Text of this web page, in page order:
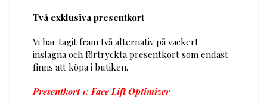
Två exklusiva presentkort
Vi har tagit fram två alternativ på vackert
inslagna och förtryckta presentkort som endast
finns att köpa i butiken.
Presentkort 1: Face Lift Optimizer